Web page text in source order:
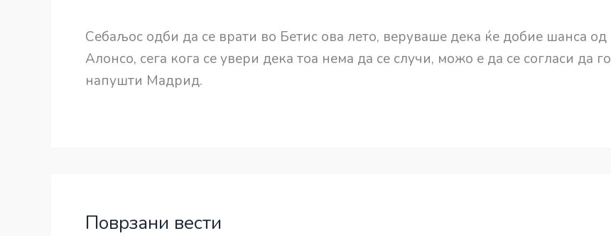
Себаљос одби да се врати во Бетис ова лето, веруваше дека ќе добие шанса од
Алонсо, сега кога се увери дека тоа нема да се случи, можо е да се согласи да го
напушти Мадрид.
Поврзани вести